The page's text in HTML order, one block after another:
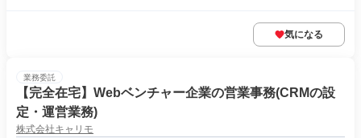
気になる
業務委託
【完全在宅】Webベンチャー企業の営業事務(CRMの設
定・運営業務)
株式会社キャリモ